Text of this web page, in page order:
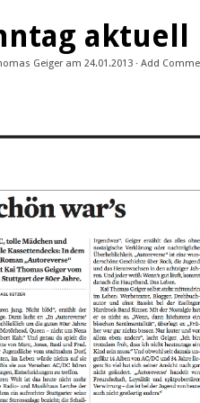
aktuell
Geigeram 24.01.2013 · Add